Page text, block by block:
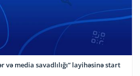
və media savadlılığı” layihəsinə start